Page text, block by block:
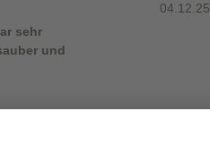
sehr
und
04.12.25